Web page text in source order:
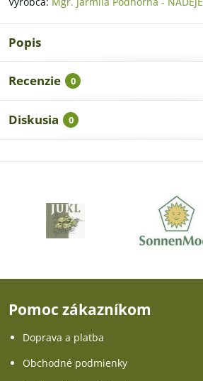
Popis
Recenzie 0
Diskusia 0
Pomoc zákazníkom
Doprava a platba
Obchodné podmienky